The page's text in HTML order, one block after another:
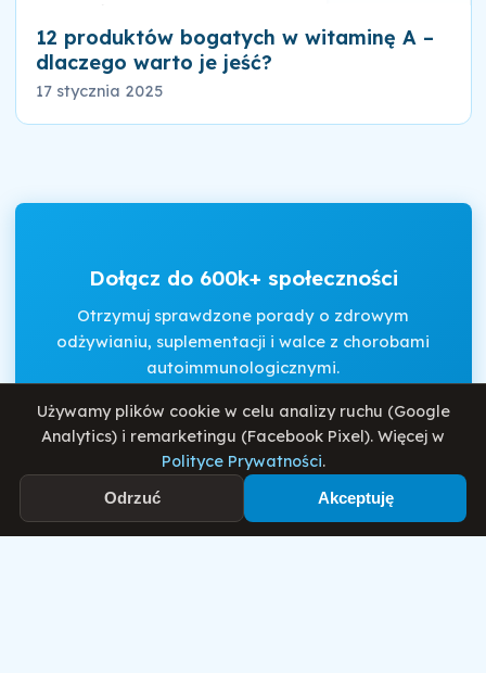
12 produktów bogatych w witaminę A –
dlaczego warto je jeść?
17 stycznia 2025
Dołącz do 600k+ społeczności
Otrzymuj sprawdzone porady o zdrowym
odżywianiu, suplementacji i walce z chorobami
autoimmunologicznymi.
AkceptujęRegulaminiPolitykę Prywatności
Używamy plików cookie w celu analizy ruchu (Google
Analytics) i remarketingu (Facebook Pixel). Więcej w
Polityce Prywatności.
Odrzuć Akceptuję